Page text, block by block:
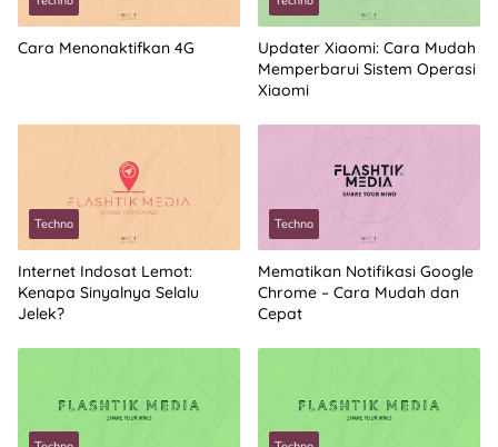
Cara Menonaktifkan 4G
Updater Xiaomi: Cara Mudah
Memperbarui Sistem Operasi
Xiaomi
Techno
Internet Indosat Lemot:
Kenapa Sinyalnya Selalu
Jelek?
Techno
Mematikan Notifikasi Google
Chrome – Cara Mudah dan
Cepat